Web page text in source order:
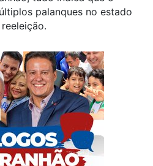
palanques no estado